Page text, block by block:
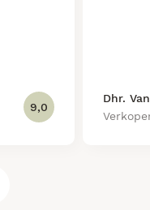
9,0
Dhr.